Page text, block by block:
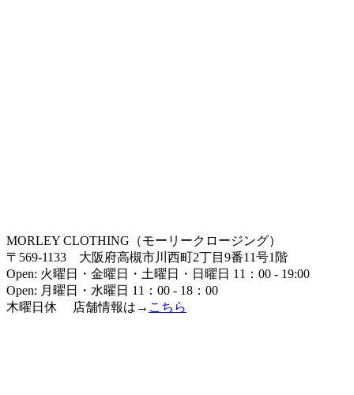
MORLEY CLOTHING（モーリークロージング）
〒569-1133 大阪府高槻市川西町2丁目9番11号1階
Open: 火曜日・金曜日・土曜日・日曜日 11：00 - 19:00
Open: 月曜日・水曜日 11：00 - 18：00
木曜日休 店舗情報は→ こちら